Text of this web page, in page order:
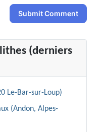
Submit Comment
(derniers
Le-Bar-sur-Loup)
(Andon, Alpes-